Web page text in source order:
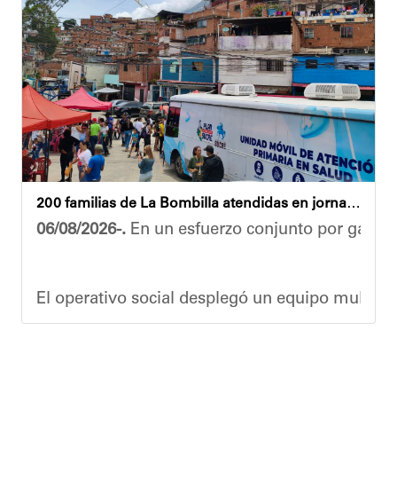
Las cuadrillas de trabajo permanecen
Yois Coellar
200 familias de La Bombilla atendidas en jornada integral
06/08/2026-. En un esfuerzo conjunto por
El operativo social desplegó un equipo